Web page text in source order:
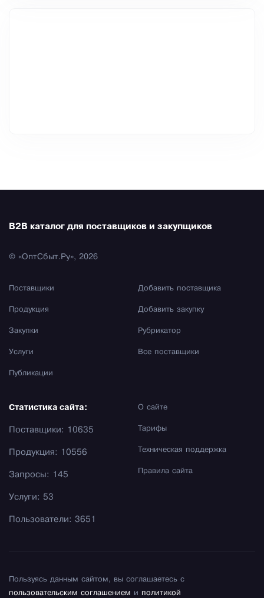
B2B каталог для поставщиков и закупщиков
© «ОптСбыт.Ру», 2026
Поставщики
Продукция
Закупки
Услуги
Публикации
Добавить поставщика
Добавить закупку
Рубрикатор
Все поставщики
О сайте
Тарифы
Техническая поддержка
Правила сайта
Статистика сайта:
Поставщики: 10635
Продукция: 10556
Запросы: 145
Услуги: 53
Пользователи: 3651
Пользуясь данным сайтом, вы соглашаетесь с
пользовательским соглашением и политикой